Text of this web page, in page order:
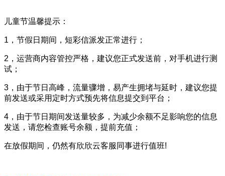
儿童节温馨提示：
1，节假日期间，短彩信派发正常进行；
2，运营商内容管控严格，建议您正式发送前，对手机进行测
试；
3，由于节日高峰，流量骤增，易产生拥堵与延时，建议您提
前发送或采用定时方式预先将信息提交到平台；
4，由于节日期间发送量较多，为减少余额不足影响您的信息
发送，请您检查账号余额，提前充值；
在放假期间，仍然有欣欣云客服同事进行值班!